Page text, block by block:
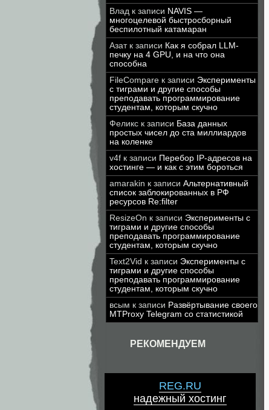
Влад к записи NAVIS —
многоцелевой быстросборный
беспилотный катамаран
Азатк записи Как я собрал LLM-
печку на 4 GPU, и на что она
способна
FileCompare к записи Эксперименты
с тиграми и другие способы
преподавать программирование
студентам, которым скучно
Феликс к записи База данных
простых чисел до ста миллиардов
на коленке
v4f к записи Перебор IP-адресов на
хостинге — и как с этим бороться
amarakin к записи Альтернативный
список заблокированных в РФ
ресурсов Re:filter
ResizeOn к записи Эксперименты с
тиграми и другие способы
преподавать программирование
студентам, которым скучно
Text2Vid к записи Эксперименты с
тиграми и другие способы
преподавать программирование
студентам, которым скучно
всым к записи Развёртывание своего
MTProxy Telegram со статистикой
РЕКОМЕНДУЕМ
REG.RU
надежный хостинг